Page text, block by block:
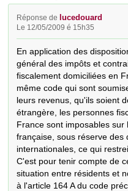
Réponse de lucedouard
Le 12/05/2009 é 15h35
En application des
général des impôts et
fiscalement domiciliées en
même code qui sont
leurs revenus, qu'ils soient
étrangère, les personnes
France sont imposables
française, sous réserve des
internationales, ce qui
C'est pour tenir compte de
situation entre résidents et
à l'article 164 A du code